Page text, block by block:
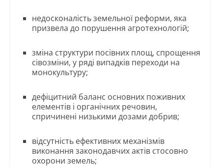
недосконалість земельної реформи, яка
призвела до порушення агротехнологій;
зміна структури посівних площ, спрощення
сівозміни, у ряді випадків переходи на
монокультуру;
дефіцитний баланс основних поживних
елементів і органічних речовин,
спричинені низькими дозами добрив;
відсутність ефективних механізмів
виконання законодавчих актів стосовно
охорони земель;